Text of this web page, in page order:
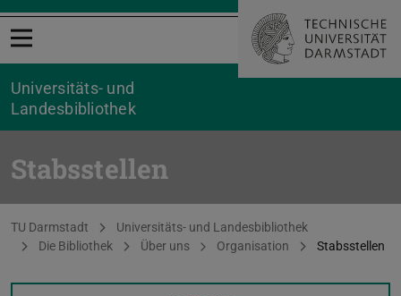
Menü öffnen
Universitäts- und
Landesbibliothek
Stabsstellen
Sie befinden sich hier:
TU Darmstadt
Universitäts- und Landesbibliothek
Die Bibliothek
Über uns Organisation Stabsstellen